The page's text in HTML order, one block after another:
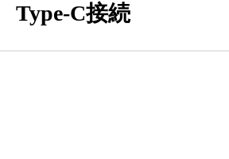
Type-C接続